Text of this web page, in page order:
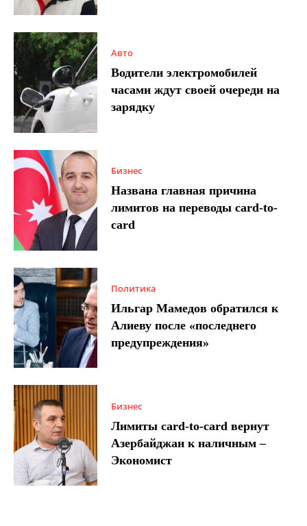
Авто
Водители электромобилей
часами ждут своей очереди на
зарядку
Бизнес
Названа главная причина
лимитов на переводы card-to-
card
Политика
Ильгар Мамедов обратился к
Алиеву после «последнего
предупреждения»
Бизнес
Лимиты card-to-card вернут
Азербайджан к наличным –
Экономист